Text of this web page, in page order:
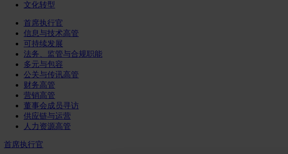
文化转型
首席执行官
信息与技术高管
可持续发展
法务、监管与合规职能
多元与包容
公关与传讯高管
财务高管
营销高管
董事会成员寻访
供应链与运营
人力资源高管
首席执行官